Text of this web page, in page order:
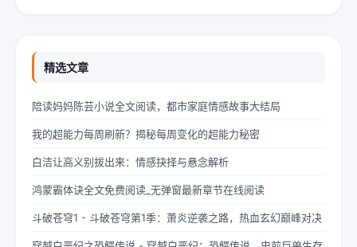
精选文章
陪读妈妈陈芸小说全文阅读，都市家庭情感故事大结局
我的超能力每周刷新？揭秘每周变化的超能力秘密
白洁让高义别拔出来：情感抉择与悬念解析
鸿蒙霸体诀全文免费阅读_无弹窗最新章节在线阅读
斗破苍穹1 - 斗破苍穹第1季：萧炎逆袭之路，热血玄幻巅峰对决